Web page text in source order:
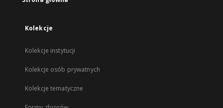
Kolekcje
Kolekcje instytucji
Kolekcje osób prywatnych
Kolekcje tematyczne